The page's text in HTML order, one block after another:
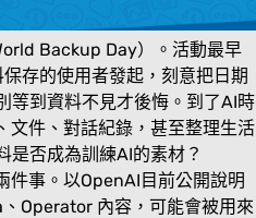
Backup Day）。活動最早
存的使用者發起，刻意把日期
等到資料不見才後悔。到了AI時
文件、對話紀錄，甚至整理生活
是否成為訓練AI的素材？
件事。以OpenAI目前公開說明
Operator 內容，可能會被用來